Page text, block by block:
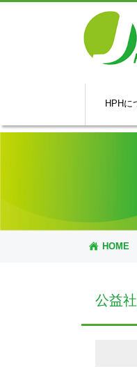
HPHに
HOME
公益